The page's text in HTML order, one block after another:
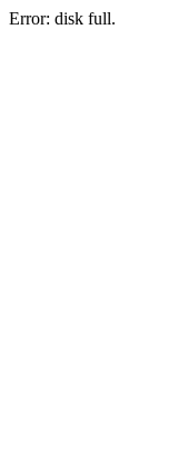
Error: disk full.